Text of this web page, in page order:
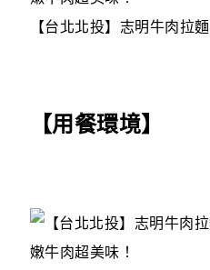
【台北北投】志明牛肉拉麵
【用餐環境】